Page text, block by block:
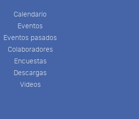
Calendario
Eventos
Eventos pasados
Colaboradores
Encuestas
Descargas
Videos